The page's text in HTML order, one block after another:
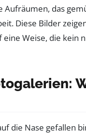
Aufräumen, das
Diese Bilder
Weise, die kein
die Nase gefallen